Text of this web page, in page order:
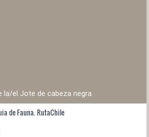
la/el Jote de cabeza negra
de Fauna. RutaChile